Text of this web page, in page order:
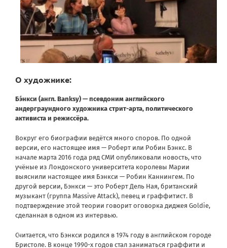
О художнике:
Бэ́нкси (англ. Banksy) — псевдоним английского
андерграундного художника стрит-арта, политического
активиста и режиссёра.
Вокруг его биографии ведётся много споров. По одной
версии, его настоящее имя — Роберт или Робин Бэнкс. В
начале марта 2016 года ряд СМИ опубликовали новость, что
учёные из Лондонского университета королевы Марии
выяснили настоящее имя Бэнкси — Робин Каннингем. По
другой версии, Бэнкси — это Роберт Дель Ная, британский
музыкант (группа Massive Attack), певец и граффитист. В
подтверждение этой теории говорит оговорка диджея Goldie,
сделанная в одном из интервью.
Считается, что Бэнкси родился в 1974 году в английском городе
Бристоле. В конце 1990-х годов стал заниматься граффити и